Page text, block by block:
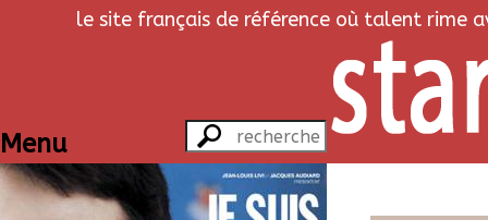
le site français de référence où talent rime
Menu